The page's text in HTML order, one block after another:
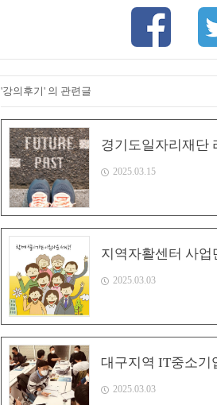
'강의후기' 의 관련글
경기도일자리재단
2025.03.15
지역자활센터 사업
2025.03.03
대구지역 IT중소기
2025.03.03